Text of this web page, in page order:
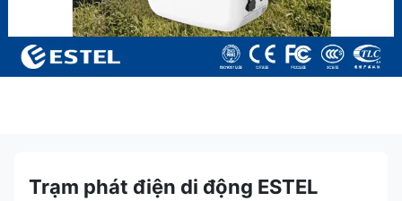
Trạm phát điện di động ESTEL